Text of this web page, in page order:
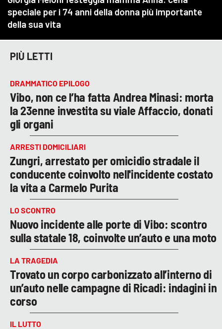
PIÙ LETTI
DRAMMATICO EPILOGO
Vibo, non ce l’ha fatta Andrea Minasi: morta
la 23enne investita su viale Affaccio, donati
gli organi
ARRESTI DOMICILIARI
Zungri, arrestato per omicidio stradale il
conducente coinvolto nell'incidente costato
la vita a Carmelo Purita
LO SCONTRO
Nuovo incidente alle porte di Vibo: scontro
sulla statale 18, coinvolte un’auto e una moto
LA TRAGEDIA
Trovato un corpo carbonizzato all’interno di
un’auto nelle campagne di Ricadi: indagini in
corso
IL LUTTO